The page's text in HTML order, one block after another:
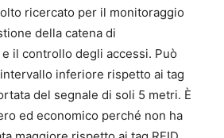
ricercato per il monitoraggio
della catena di
il controllo degli accessi. Può
inferiore rispetto ai tag
del segnale di soli 5 metri. È
ed economico perché non ha